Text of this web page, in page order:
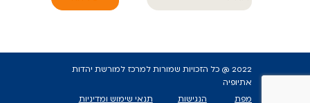
2022 @ כל הזכויות שמורות למרכז למורשת יהדות
אתיופיה
מפת
הנגישות תנאי שימוש ומדיניות